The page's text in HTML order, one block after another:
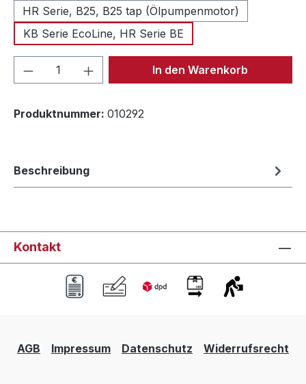
HR Serie, B25, B25 tap (Ölpumpenmotor)
KB Serie EcoLine, HR Serie BE
Produkt Anzahl: Gib denIn den Warenkorb
Produktnummer: 010292
Beschreibung
Kontakt
AGB Impressum Datenschutz Widerrufsrecht